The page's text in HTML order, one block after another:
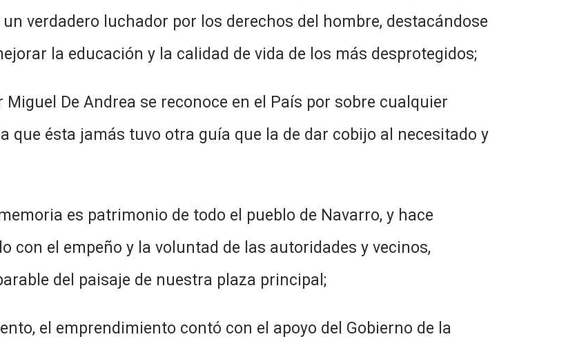
verdadero luchador por los derechos del hombre, destacándose
la educación y la calidad de vida de los más desprotegidos;
De Andrea se reconoce en el País por sobre cualquier
que ésta jamás tuvo otra guía que la de dar cobijo al necesitado y
es patrimonio de todo el pueblo de Navarro, y hace
con el empeño y la voluntad de las autoridades y vecinos,
del paisaje de nuestra plaza principal;
el emprendimiento contó con el apoyo del Gobierno de la